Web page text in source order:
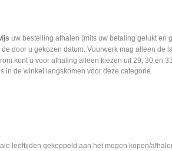
uw bestelling afhalen (mits uw betaling gelukten
door u gekozen datum. Vuurwerk mag alleen de
kunt u voor afhaling alleen kiezen uit 29, 30 en
in de winkel langskomen voor deze categorie.
leeftijden gekoppeld aan het mogen kopen/